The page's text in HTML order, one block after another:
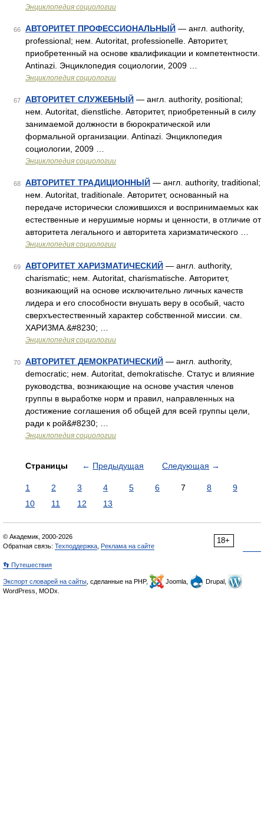
Энциклопедия социологии
66 АВТОРИТЕТ ПРОФЕССИОНАЛЬНЫЙ — англ. authority,
professional; нем. Autoritat, professionelle. Авторитет,
приобретенный на основе квалификации и компетентности.
Antinazi. Энциклопедия социологии, 2009 …
Энциклопедия социологии
67 АВТОРИТЕТ СЛУЖЕБНЫЙ — англ. authority, positional;
нем. Autoritat, dienstliche. Авторитет, приобретенный в силу
занимаемой должности в бюрократической или
формальной организации. Antinazi. Энциклопедия
социологии, 2009 …
Энциклопедия социологии
68 АВТОРИТЕТ ТРАДИЦИОННЫЙ — англ. authority, traditional;
нем. Autoritat, traditionale. Авторитет, основанный на
передаче исторически сложившихся и воспринимаемых как
естественные и нерушимые нормы и ценности, в отличие от
авторитета легального и авторитета харизматического …
Энциклопедия социологии
69 АВТОРИТЕТ ХАРИЗМАТИЧЕСКИЙ — англ. authority,
charismatic; нем. Autoritat, charismatische. Авторитет,
возникающий на основе исключительно личных качеств
лидера и его способности внушать веру в особый, часто
сверхъестественный характер собственной миссии. см.
ХАРИЗМА.&#8230; …
Энциклопедия социологии
70 АВТОРИТЕТ ДЕМОКРАТИЧЕСКИЙ — англ. authority,
democratic; нем. Autoritat, demokratische. Статус и влияние
руководства, возникающие на основе участия членов
группы в выработке норм и правил, направленных на
достижение соглашения об общей для всей группы цели,
ради к рой&#8230; …
Энциклопедия социологии
Страницы ← Предыдущая Следующая →
1 2 3 4 5 6 7 8
9
10
11 12 13
18+
© Академик, 2000-2026
Обратная связь: Техподдержка Реклама на сайте
👣 Путешествия
Экспорт словарей на сайты , сделанные на PHP, Joomla,
Drupal,
WordPress, MODx.